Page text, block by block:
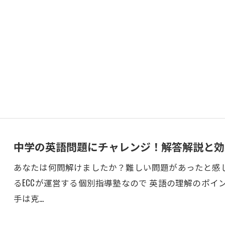
中学の英語問題にチャレンジ！解答解説と
あなたは何問解けましたか？難しい問題があったと
るECCが運営する個別指導塾なので 英語の理解のポ
手は克…